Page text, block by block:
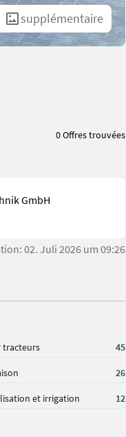
supplémentaire
0 Offres trouvées
GmbH
02. Juli 2026 um 09:26
tracteurs 45
26
et irrigation 12